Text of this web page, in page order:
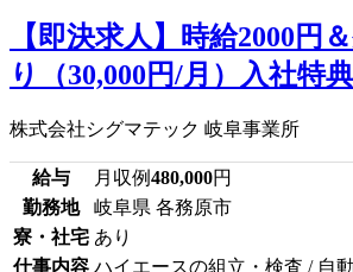
【即決求人】時給2000円
り（30,000円/月）入社特
株式会社シグマテック 岐阜事業所
給与 月収例480,000円
勤務地
岐阜県 各務原市
寮・社宅 あり
仕事内容 ハイエースの組立・検査 / 自